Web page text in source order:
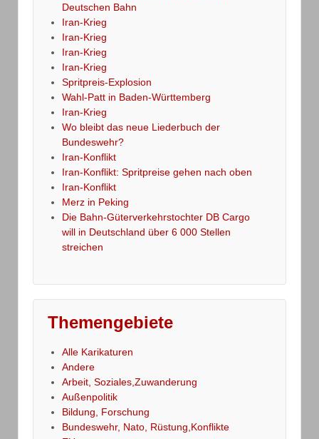
Deutschen Bahn
Iran-Krieg
Iran-Krieg
Iran-Krieg
Iran-Krieg
Spritpreis-Explosion
Wahl-Patt in Baden-Württemberg
Iran-Krieg
Wo bleibt das neue Liederbuch der
Bundeswehr?
Iran-Konflikt
Iran-Konflikt: Spritpreise gehen nach oben
Iran-Konflikt
Merz in Peking
Die Bahn-Güterverkehrstochter DB Cargo
will in Deutschland über 6 000 Stellen
streichen
Themengebiete
Alle Karikaturen
Andere
Arbeit, Soziales,Zuwanderung
Außenpolitik
Bildung, Forschung
Bundeswehr, Nato, Rüstung,Konflikte